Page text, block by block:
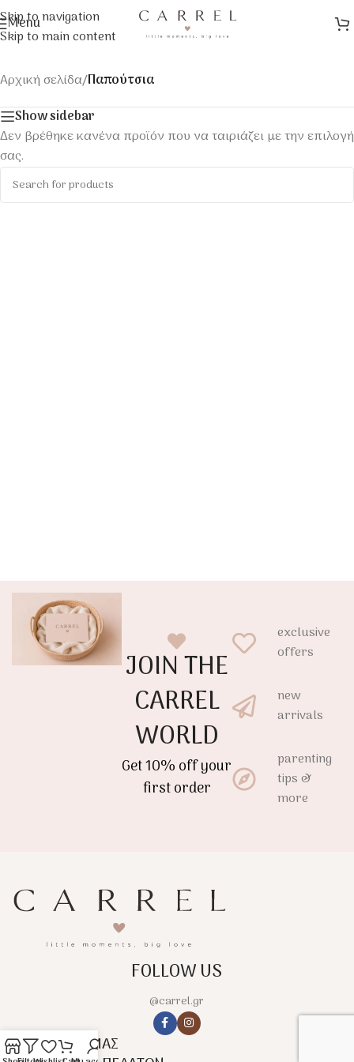
Skip to navigation
Skip to main content
Menu
Αρχική σελίδα/Παπούτσια
Show sidebar
Δεν βρέθηκε κανένα προϊόν που να ταιριάζει με την επιλογή
σας.
JOIN THE
CARREL
WORLD
Get 10% off your
first order
exclusive
offers
new
arrivals
parenting
tips &
more
FOLLOW US
@carrel.gr
ΣΧΕΤΙΚΑ ΜΕ ΕΜΑΣ